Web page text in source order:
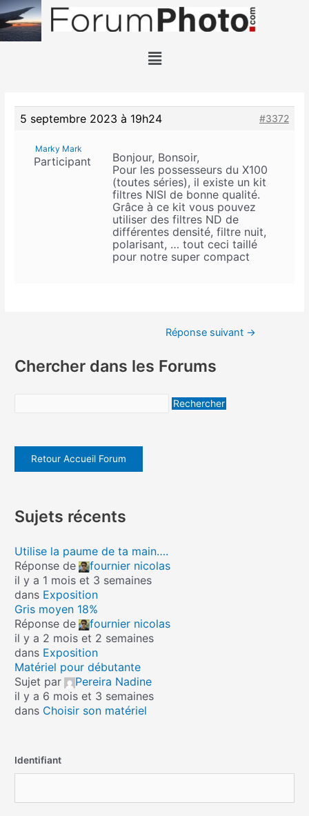
5 septembre 2023 à 19h24 #3372
Marky Mark
Participant
Bonjour, Bonsoir,
Pour les possesseurs du X100
(toutes séries), il existe un kit
filtres NISI de bonne qualité.
Grâce à ce kit vous pouvez
utiliser des filtres ND de
différentes densité, filtre nuit,
polarisant, … tout ceci taillé
pour notre super compact
Réponse suivant →
Chercher dans les Forums
Retour Accueil Forum
Sujets récents
Utilise la paume de ta main….
Réponse de
fournier nicolas
il y a 1 mois et 3 semaines
dans Exposition
Gris moyen 18%
Réponse de
fournier nicolas
il y a 2 mois et 2 semaines
dans Exposition
Matériel pour débutante
Sujet par
Pereira Nadine
il y a 6 mois et 3 semaines
dans Choisir son matériel
Identifiant